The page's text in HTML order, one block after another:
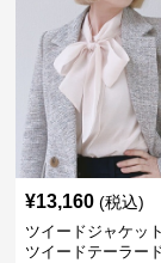
¥13,160 (税込)
ツイードジャケッ
ツイードテーラー